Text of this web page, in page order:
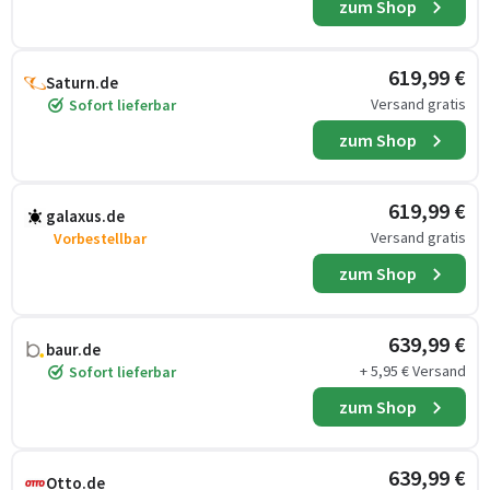
zum Shop
Saturn.de
Sofort lieferbar
619,99 €
Versand gratis
zum Shop
galaxus.de
Vorbestellbar
619,99 €
Versand gratis
zum Shop
baur.de
Sofort lieferbar
639,99 €
+ 5,95 € Versand
zum Shop
Otto.de 639,99 €